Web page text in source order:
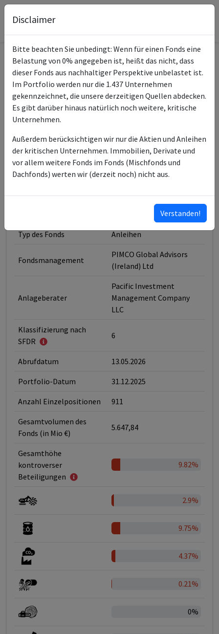
Informationen zum Fonds
Name
PIMCO GIS Emerging Mkts
Bd E Cl USD Inc
ISIN des Fonds
ISINs weiterer
Anteilsklassen
IE0030759975
IE0030760205
IE000B523GJ7
IE000WXUV0U0
ISINs ausklappen
Typ des Fonds Anleihen
Fondsmanagement
PIMCO Global Advisors
(Ireland) Ltd
Anlageberater
Pacific Investment
Management Company
LLC
Klassifizierung nach
SFDR
6
Abrufdatum 13.05.2026
Portfolio-Datum 31.12.2025
Anzahl Einzelpositionen 911
Gesamtvolumen des
Fonds (in Mio €)
5.647,84
Gesamthöhe
kontroverser
Beteiligungen
9.82%
2.9%
9.75%
4.37%
0.21%
0%
Disclaimer
Bitte beachten Sie unbedingt: Wenn für einen Fonds eine
Belastung von 0% angegeben ist, heißt das nicht, dass
dieser Fonds aus nachhaltiger Perspektive unbelastet ist.
Im Portfolio werden nur die 1.437 Unternehmen
gekennzeichnet, die unsere derzeitigen Quellen abdecken.
Es gibt darüber hinaus natürlich noch weitere, kritische
Unternehmen.
Außerdem berücksichtigen wir nur die Aktien und Anleihen
der kritischen Unternehmen. Immobilien, Derivate und
vor allem weitere Fonds im Fonds (Mischfonds und
Dachfonds) werten wir (derzeit noch) nicht aus.
Verstanden!